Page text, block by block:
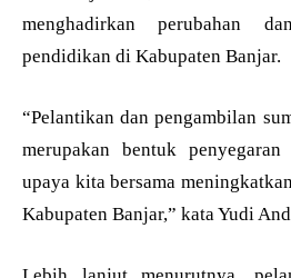
menghadirkan perubahan
pendidikan di Kabupaten Banjar.
“Pelantikan dan pengambilan
merupakan bentuk
upaya kita bersama
Kabupaten Banjar,” kata Yudi